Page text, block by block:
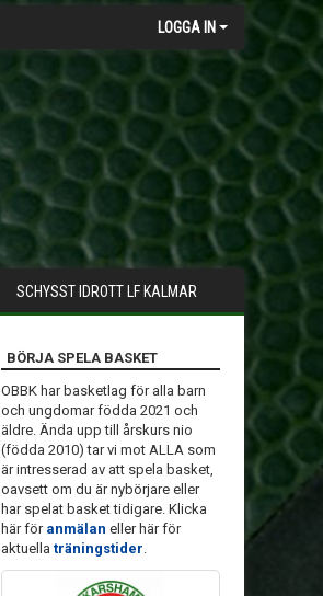
LOGGA IN
SCHYSST IDROTT LF KALMAR
BÖRJA SPELA BASKET
OBBK har basketlag för alla barn
och ungdomar födda 2021 och
äldre. Ända upp till årskurs nio
(födda 2010) tar vi mot ALLA som
är intresserad av att spela basket,
oavsett om du är nybörjare eller
har spelat basket tidigare. Klicka
här för anmälan eller här för
aktuella träningstider.